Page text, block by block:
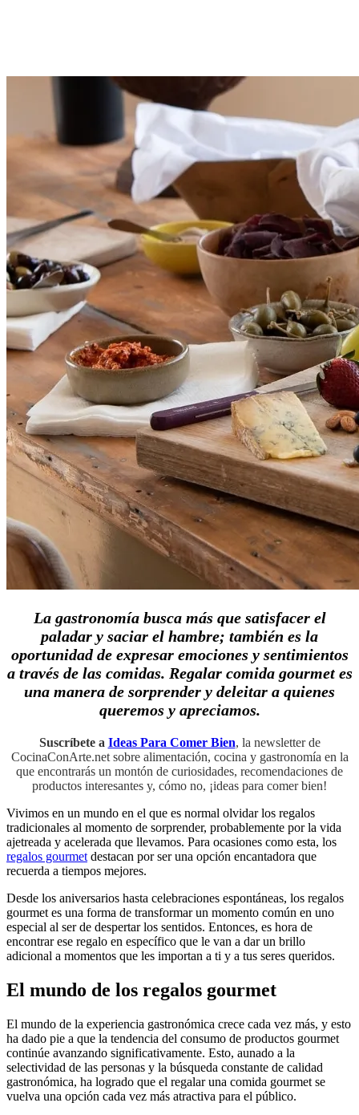
La gastronomía busca más que satisfacer el
paladar y saciar el hambre; también es la
oportunidad de expresar emociones y sentimientos
a través de las comidas. Regalar comida gourmet es
una manera de sorprender y deleitar a quienes
queremos y apreciamos.
Suscríbete a Ideas Para Comer Bien, la newsletter de
CocinaConArte.net sobre alimentación, cocina y gastronomía en la
que encontrarás un montón de curiosidades, recomendaciones de
productos interesantes y, cómo no, ¡ideas para comer bien!
Vivimos en un mundo en el que es normal olvidar los regalos
tradicionales al momento de sorprender, probablemente por la vida
ajetreada y acelerada que llevamos. Para ocasiones como esta, los
regalos gourmet destacan por ser una opción encantadora que
recuerda a tiempos mejores.
Desde los aniversarios hasta celebraciones espontáneas, los regalos
gourmet es una forma de transformar un momento común en uno
especial al ser de despertar los sentidos. Entonces, es hora de
encontrar ese regalo en específico que le van a dar un brillo
adicional a momentos que les importan a ti y a tus seres queridos.
El mundo de los regalos gourmet
El mundo de la experiencia gastronómica crece cada vez más, y esto
ha dado pie a que la tendencia del consumo de productos gourmet
continúe avanzando significativamente. Esto, aunado a la
selectividad de las personas y la búsqueda constante de calidad
gastronómica, ha logrado que el regalar una comida gourmet se
vuelva una opción cada vez más atractiva para el público.